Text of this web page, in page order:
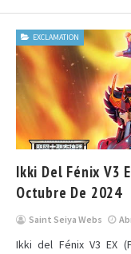
EXCLAMATION
Ikki Del Fénix V3
Octubre De 2024
Saint Seiya Webs
Ikki del Fénix V3 EX